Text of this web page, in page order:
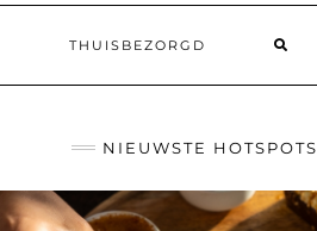
THUISBEZORGD
NIEUWSTE HOTSPOTS